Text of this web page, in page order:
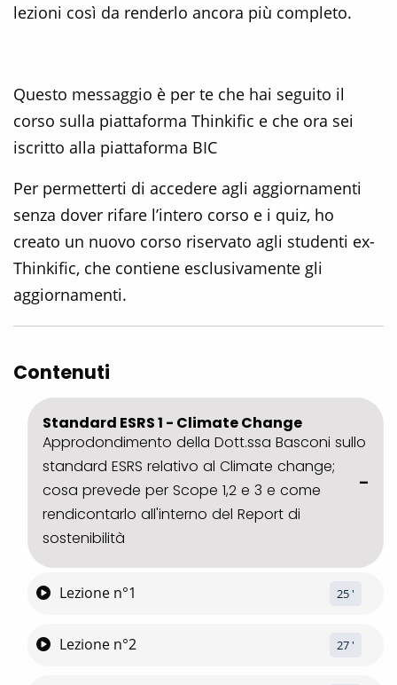
lezioni così da renderlo ancora più completo.
Questo messaggio è per te che hai seguito il
corso sulla piattaforma Thinkific e che ora sei
iscritto alla piattaforma BIC
Per permetterti di accedere agli aggiornamenti
senza dover rifare l’intero corso e i quiz, ho
creato un nuovo corso riservato agli studenti ex-
Thinkific, che contiene esclusivamente gli
aggiornamenti.
Contenuti
Standard ESRS 1 - Climate Change
Approdondimento della Dott.ssa Basconi sullo
standard ESRS relativo al Climate change;
cosa prevede per Scope 1,2 e 3 e come
rendicontarlo all'interno del Report di
sostenibilità
Lezione n°1 25 '
Lezione n°2 27 '